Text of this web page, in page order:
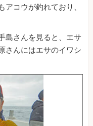
コウが釣れており、
島さんを見ると、エサ
さんにはエサのイワシ